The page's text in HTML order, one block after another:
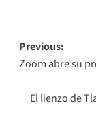
Post
Previous:
Zoom abre su
El lienzo de